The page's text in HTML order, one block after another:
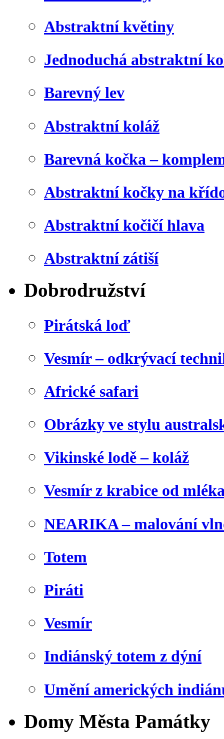
Abstraktní květiny
Jednoduchá abstraktní
Barevný lev
Abstraktní koláž
Barevná kočka –
Abstraktní kočky na
Abstraktní kočičí hlava
Abstraktní zátiší
Dobrodružství
Pirátská loď
Vesmír – odkrývací
Africké safari
Obrázky ve stylu
Vikinské lodě – koláž
Vesmír z krabice od
NEARIKA – malování
Totem
Piráti
Vesmír
Indiánský totem z dýní
Umění amerických
Domy Města Památky